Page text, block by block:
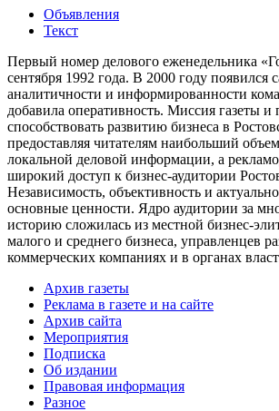
Объявления
Текст
Первый номер делового еженедельника
сентября 1992 года. В 2000 году появился
аналитичности и информированности
добавила оперативность. Миссия газеты
способствовать развитию бизнеса в
предоставляя читателям наибольший
локальной деловой информации, а
широкий доступ к бизнес-аудитории
Независимость, объективность и
основные ценности. Ядро аудитории за
историю сложилась из местной бизнес-
малого и среднего бизнеса, управленцев
коммерческих компаниях и в органах
Архив газеты
Реклама в газете и на сайте
Архив сайта
Мероприятия
Подписка
Об издании
Правовая информация
Разное